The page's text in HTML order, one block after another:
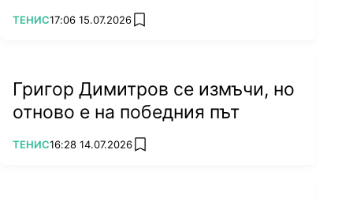
ПОВЕЧЕ ОТ
ТЕНИС17:06 15.07.2026 add favorites
Григор Димитров се измъчи, но
отново е на победния път
ПОВЕЧЕ ОТ
ТЕНИС16:28 14.07.2026 add favorites